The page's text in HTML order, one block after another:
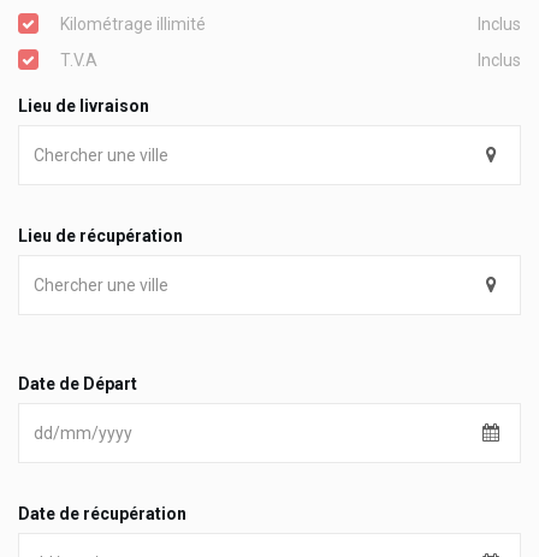
Kilométrage illimité
Inclus
T.V.A
Inclus
Lieu de livraison
Lieu de récupération
Date de Départ
Date de récupération